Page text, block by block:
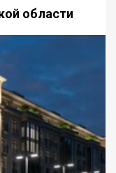
области